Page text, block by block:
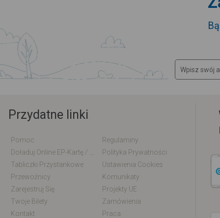
Przydatne linki
Pomoc
Regulaminy
Polityka Prywatności
Tabliczki Przystankowe
Ustawienia Cookies
Przewoźnicy
Komunikaty
Zarejestruj Się
Projekty UE
Twoje Bilety
Zamówienia
Kontakt
Praca